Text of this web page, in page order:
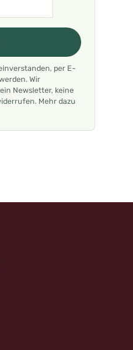
per E-
Wir
Newsletter, keine
Mehr dazu